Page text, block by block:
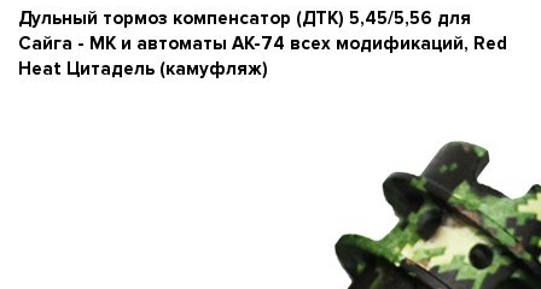
Дульный тормоз компенсатор (ДТК) 5,45/5,56 для
Сайга - МК и автоматы АК-74 всех модификаций, Red
Heat Цитадель (камуфляж)